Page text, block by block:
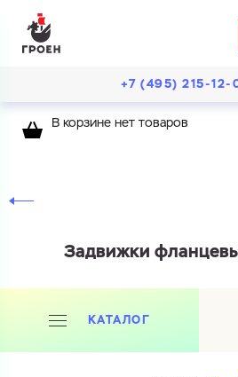
+7 (495) 215-12-
В корзине нет товаров
Задвижки
КАТАЛОГ